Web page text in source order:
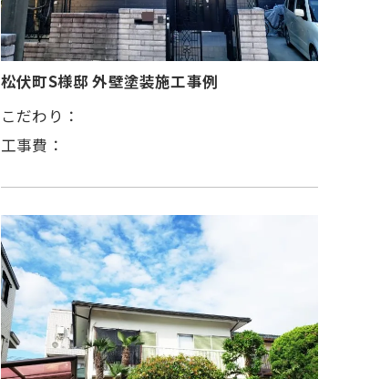
松伏町S様邸 外壁塗装施工事例
こだわり：
工事費：